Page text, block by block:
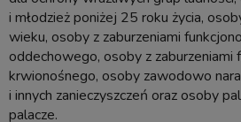
i młodzież poniżej 25 roku życia,
wieku, osoby z zaburzeniami
oddechowego, osoby z zaburzeniami
krwionośnego, osoby zawodowo
i innych zanieczyszczeń oraz osoby
palacze.